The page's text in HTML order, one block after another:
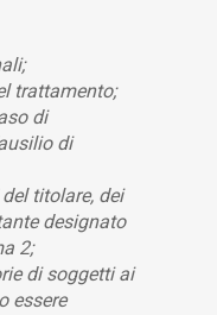
trattamento;
di
di
titolare, dei
designato
2;
di soggetti ai
essere